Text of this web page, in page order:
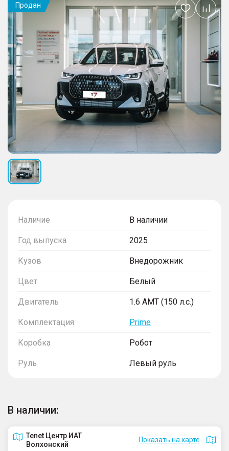
Наличие В наличии
Год выпуска 2025
Кузов Внедорожник
Цвет Белый
Двигатель 1.6 AMT (150 л.с.)
Комплектация Prime
Коробка Робот
Руль Левый руль
В наличии:
Tenet Центр ИАТ
Волхонский
Показать на карте
Продан
Добавить
в
избранное